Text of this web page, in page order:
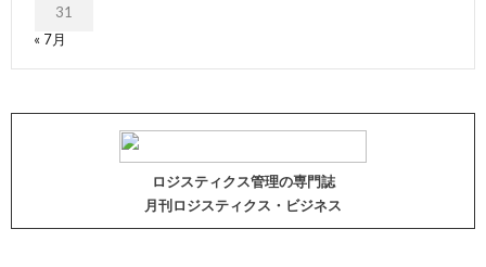
31
« 7月
ロジスティクス管理の専門誌
月刊ロジスティクス・ビジネス